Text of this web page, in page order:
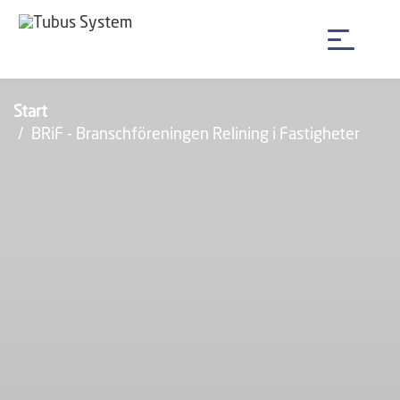
Start
BRiF - Branschföreningen Relining i Fastigheter